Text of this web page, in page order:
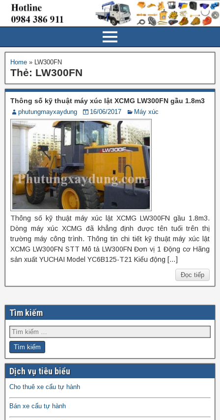
Home » LW300FN
Thẻ: LW300FN
Thông số kỹ thuật máy xúc lật XCMG LW300FN gầu 1.8m3
phutungmayxaydung 16/06/2017 Máy xúc
Thông số kỹ thuật máy xúc lật XCMG LW300FN gầu 1.8m3.
Dòng máy xúc XCMG đã khẳng định được tên tuổi trên thị
trường máy công trình. Thông tin chi tiết kỹ thuật máy xúc lật
XCMG LW300FN STT Mô tả LW300FN Đơn vị 1 Động cơ Hãng
sản xuất YUCHAI Model YC6B125-T21 Kiểu động […]
Đọc tiếp
Tìm kiếm
Dịch vụ tiêu biểu
Cho thuê xe cẩu tự hành
Bán xe cẩu tự hành